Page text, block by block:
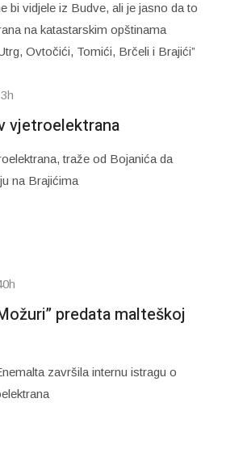
bi vidjele iz Budve, ali je jasno da to
na katastarskim opštinama
Ovtočići, Tomići, Brčeli i Brajići”
vjetroelektrana
traže od Bojanića da
na Brajićima
predata malteškoj
završila internu istragu o